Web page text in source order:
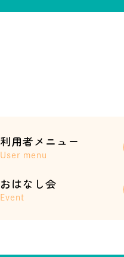
利用者メニュー
User menu
おはなし会
Event